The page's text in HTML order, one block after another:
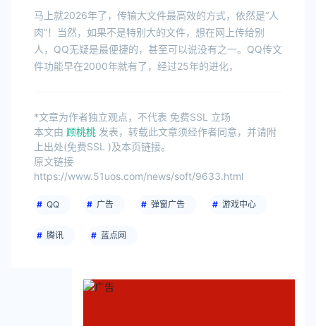
传
马上就2026年了，传输大文件最高效的方式，依然是“人
肉”！当然，如果不是特别大的文件，想在网上传给别
人，QQ无疑是最便捷的，甚至可以说没有之一。QQ传文
件功能早在2000年就有了，经过25年的进化，
*文章为作者独立观点，不代表 免费SSL 立场
本文由 顾桃桃 发表，转载此文章须经作者同意，并请附
上出处(免费SSL )及本页链接。
原文链接
https://www.51uos.com/news/soft/9633.html
QQ 广告 弹窗广告 游戏中心
腾讯 蓝点网